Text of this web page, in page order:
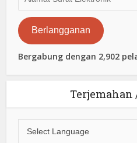
Surat
Elektronik
Berlangganan
Bergabung dengan 2,902
Terjemahan